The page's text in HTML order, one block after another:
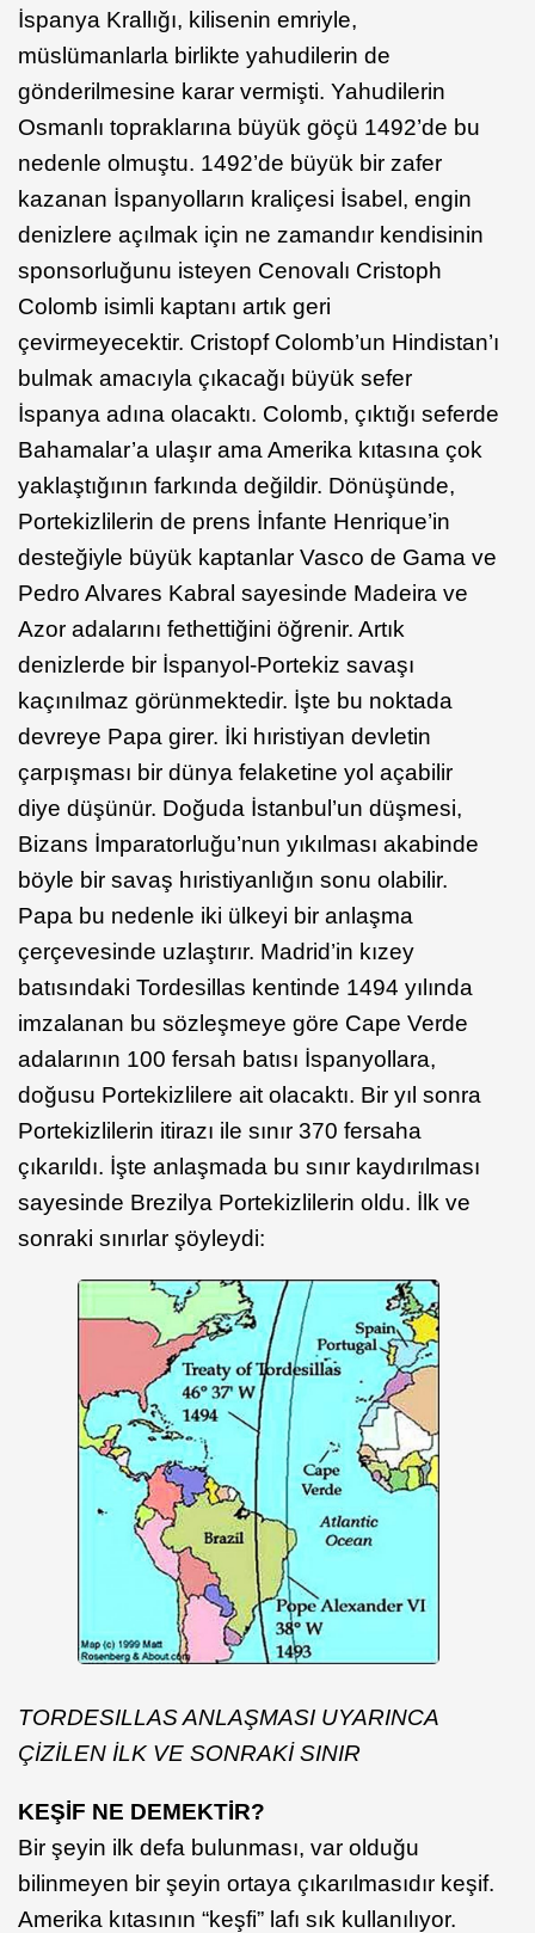
İspanya Krallığı, kilisenin emriyle,
müslümanlarla birlikte yahudilerin de
gönderilmesine karar vermişti. Yahudilerin
Osmanlı topraklarına büyük göçü 1492’de bu
nedenle olmuştu. 1492’de büyük bir zafer
kazanan İspanyolların kraliçesi İsabel, engin
denizlere açılmak için ne zamandır kendisinin
sponsorluğunu isteyen Cenovalı Cristoph
Colomb isimli kaptanı artık geri
çevirmeyecektir. Cristopf Colomb’un Hindistan’ı
bulmak amacıyla çıkacağı büyük sefer
İspanya adına olacaktı. Colomb, çıktığı seferde
Bahamalar’a ulaşır ama Amerika kıtasına çok
yaklaştığının farkında değildir. Dönüşünde,
Portekizlilerin de prens İnfante Henrique’in
desteğiyle büyük kaptanlar Vasco de Gama ve
Pedro Alvares Kabral sayesinde Madeira ve
Azor adalarını fethettiğini öğrenir. Artık
denizlerde bir İspanyol-Portekiz savaşı
kaçınılmaz görünmektedir. İşte bu noktada
devreye Papa girer. İki hıristiyan devletin
çarpışması bir dünya felaketine yol açabilir
diye düşünür. Doğuda İstanbul’un düşmesi,
Bizans İmparatorluğu’nun yıkılması akabinde
böyle bir savaş hıristiyanlığın sonu olabilir.
Papa bu nedenle iki ülkeyi bir anlaşma
çerçevesinde uzlaştırır. Madrid’in kızey
batısındaki Tordesillas kentinde 1494 yılında
imzalanan bu sözleşmeye göre Cape Verde
adalarının 100 fersah batısı İspanyollara,
doğusu Portekizlilere ait olacaktı. Bir yıl sonra
Portekizlilerin itirazı ile sınır 370 fersaha
çıkarıldı. İşte anlaşmada bu sınır kaydırılması
sayesinde Brezilya Portekizlilerin oldu. İlk ve
sonraki sınırlar şöyleydi:
TORDESILLAS ANLAŞMASI UYARINCA
ÇİZİLEN İLK VE SONRAKİ SINIR
KEŞİF NE DEMEKTİR?
Bir şeyin ilk defa bulunması, var olduğu
bilinmeyen bir şeyin ortaya çıkarılmasıdır keşif.
Amerika kıtasının “keşfi” lafı sık kullanılıyor.